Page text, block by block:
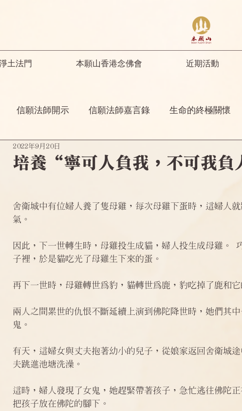
土法門 本願山香港念佛會 近期活動
信願法師開示 信願法師嘉言錄 生命的終極關懷
開示 諸師勸勉助念開示
偈頌法語
培養“寧可人負我，不可我負
2022年9月20日
舍衛城中有位婦人養了隻母雞，每次母雞下蛋時，這婦人
氣。
因此，下一世轉生時，母雞投生成貓，婦人投生成母雞。
子裡，於是貓吃光了母雞生下來的蛋。
再下一世時，母雞轉世為豹，貓轉世為鹿，豹吃掉了鹿和
兩人之間累世的仇恨不斷延續上演到佛陀降世時，她們其
鬼。
有天，這婦女與丈夫抱著幼小的兒子，從娘家返回舍衛城
夫跳進池塘洗澡。
這時，婦人發現了女鬼，她趕緊帶著孩子，急忙逃往佛陀
把孩子放在佛陀的腳下。